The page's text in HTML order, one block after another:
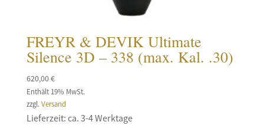
FREYR & DEVIK Ultimate
Silence 3D – 338 (max. Kal. .30)
620,00€
Enthält 19% MwSt.
zzgl. Versand
Lieferzeit: ca. 3-4 Werktage